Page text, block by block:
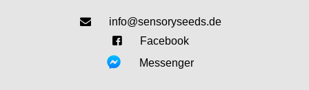
info@sensoryseeds.de
Facebook
Messenger